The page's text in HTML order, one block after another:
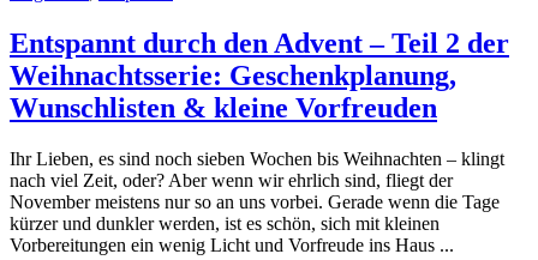
Entspannt durch den Advent – Teil 2 der
Weihnachtsserie: Geschenkplanung,
Wunschlisten & kleine Vorfreuden
Ihr Lieben, es sind noch sieben Wochen bis Weihnachten – klingt
nach viel Zeit, oder? Aber wenn wir ehrlich sind, fliegt der
November meistens nur so an uns vorbei. Gerade wenn die Tage
kürzer und dunkler werden, ist es schön, sich mit kleinen
Vorbereitungen ein wenig Licht und Vorfreude ins Haus ...